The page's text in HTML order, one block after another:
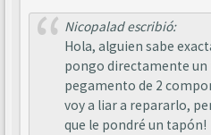
Nicopalad escribió:
Hola, alguien sabe
pongo directamente un
pegamento de 2
voy a liar a repararlo,
que le pondré un tapón!